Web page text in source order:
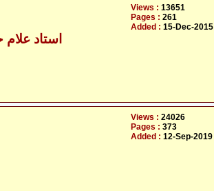
- استاد
Views : 13651
Pages : 261
Added : 15-Dec-2015
Views : 24026
Pages : 373
Added : 12-Sep-2019